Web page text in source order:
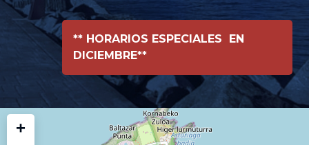
** HORARIOS ESPECIALES EN
DICIEMBRE**
+